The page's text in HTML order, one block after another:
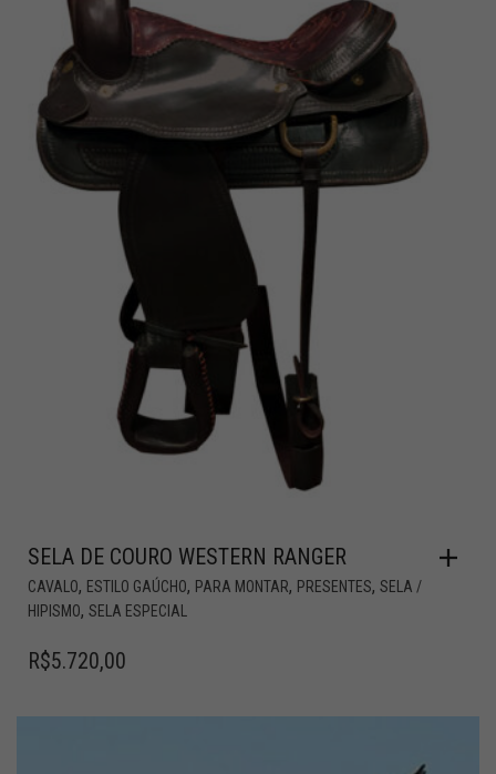
SELA DE COURO WESTERN RANGER
CAVALO, ESTILO GAÚCHO, PARA MONTAR, PRESENTES, SELA /
HIPISMO, SELA ESPECIAL
R$5.720,00